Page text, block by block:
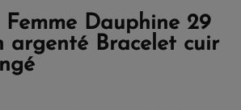
Dauphine 29
argenté Bracelet cuir